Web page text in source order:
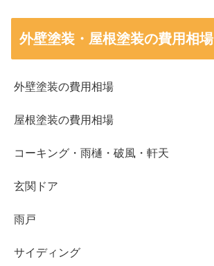
外壁塗装・屋根塗装の費用相場
外壁塗装の費用相場
屋根塗装の費用相場
コーキング・雨樋・破風・軒天
玄関ドア
雨戸
サイディング